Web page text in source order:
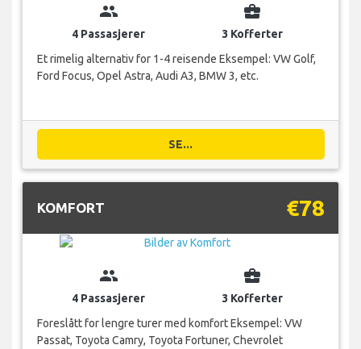
group
4 Passasjerer
business_center
3 Kofferter
Et rimelig alternativ for 1-4 reisende Eksempel: VW Golf,
Ford Focus, Opel Astra, Audi A3, BMW 3, etc.
SE...
KOMFORT €78
group
4 Passasjerer
business_center
3 Kofferter
Foreslått for lengre turer med komfort Eksempel: VW
Passat, Toyota Camry, Toyota Fortuner, Chevrolet